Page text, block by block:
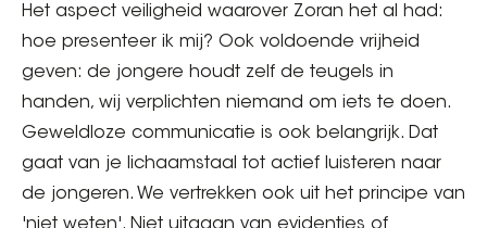
Het aspect veiligheid waarover Zoran het al had:
hoe presenteer ik mij? Ook voldoende vrijheid
geven: de jongere houdt zelf de teugels in
handen, wij verplichten niemand om iets te doen.
Geweldloze communicatie is ook belangrijk. Dat
gaat van je lichaamstaal tot actief luisteren naar
de jongeren. We vertrekken ook uit het principe van